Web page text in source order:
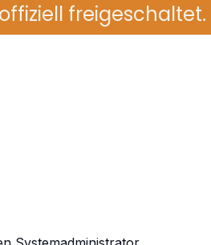
freigeschaltet.